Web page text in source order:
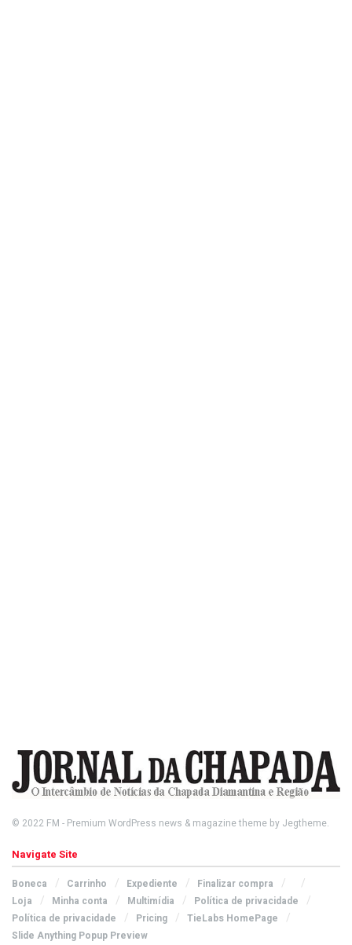
© 2022 FM - Premium WordPress news & magazine theme by Jegtheme.
Navigate Site
Boneca Carrinho Expediente
Finalizar compra
Loja
Minha conta Multimídia
Política de privacidade
Política de privacidade
Pricing
TieLabs HomePage
Slide Anything Popup Preview